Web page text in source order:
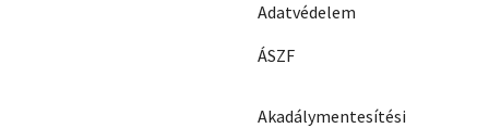
Adatvédelem
ÁSZF
Akadálymentesítési